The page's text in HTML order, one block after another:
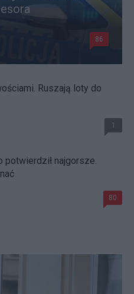
86
Ruszają loty do
1
potwierdził najgorsze.
80